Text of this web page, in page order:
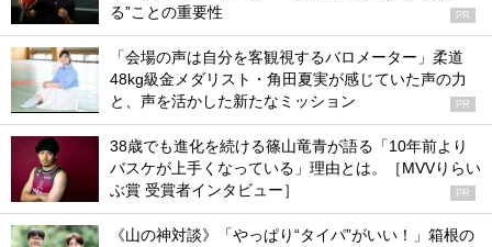
る”ことの重要性
PR
「会場の声は自分を客観視するバロメーター」柔道
48kg級金メダリスト・角田夏実が感じていた声の力
と、声を活かした新たなミッション
PR
38歳でも進化を続ける篠山竜青が語る「10年前より
バスケが上手くなっている」理由とは。［MVVりらい
ぶ賞 受賞者インタビュー］
PR
《山の神対談》「やっぱり“タイパ”がいい！」箱根の